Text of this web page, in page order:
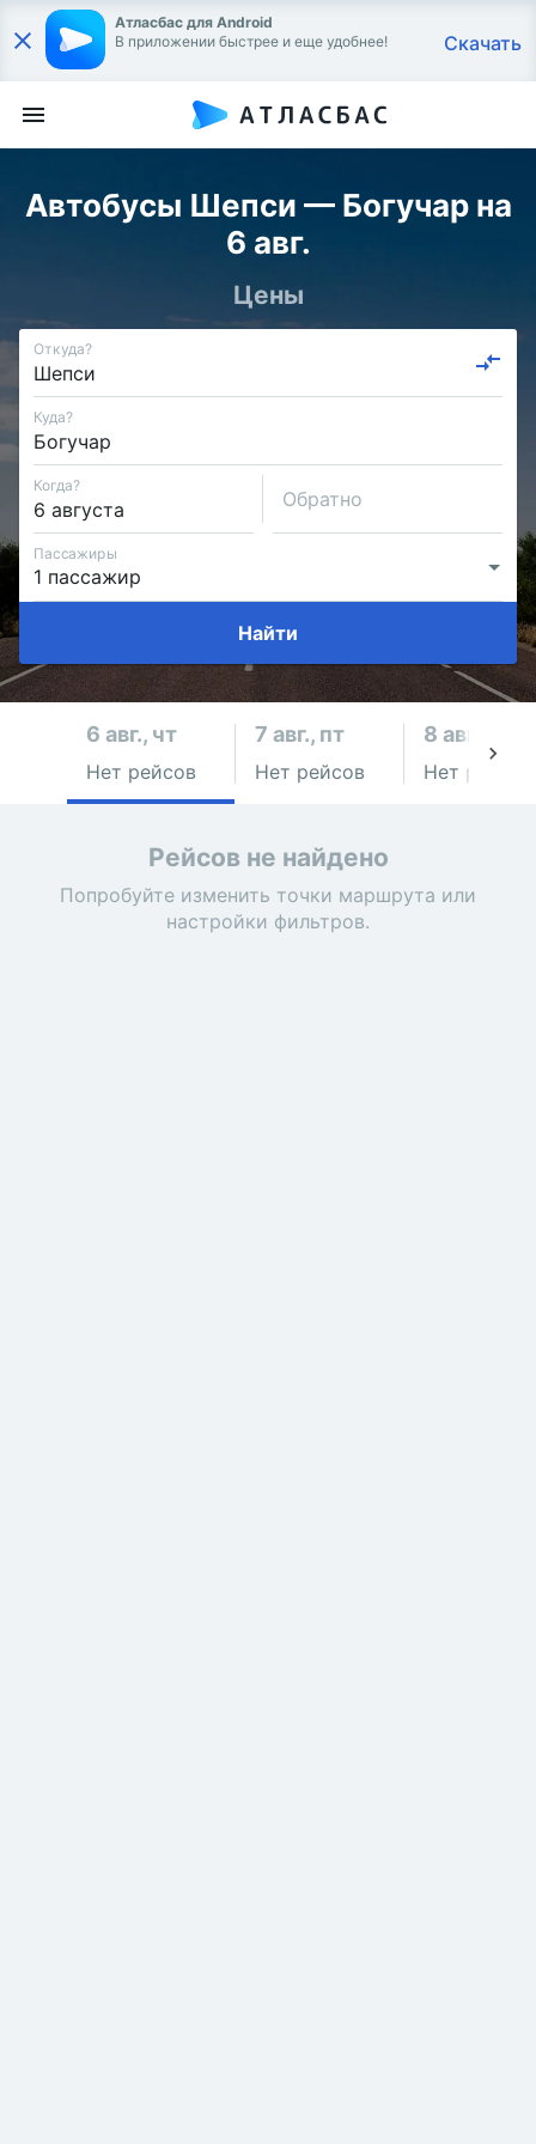
Атласбас для Android
В приложении быстрее и еще удобнее!
Скачать
Автобусы Шепси — Богучар на
6 авг.
Цены
Откуда?
Куда?
Когда?
Обратно
Пассажиры
Найти
6 авг., чт
Нет рейсов
7 авг., пт
Нет рейсов
8 авг., сб
Нет рейсов
Рейсов не найдено
Попробуйте изменить точки маршрута или
настройки фильтров.